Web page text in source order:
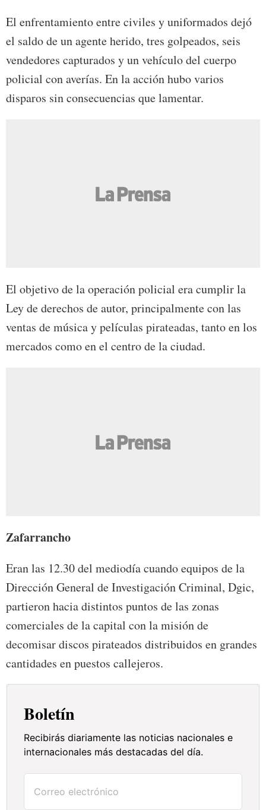
El enfrentamiento entre civiles y uniformados dejó
el saldo de un agente herido, tres golpeados, seis
vendedores capturados y un vehículo del cuerpo
policial con averías. En la acción hubo varios
disparos sin consecuencias que lamentar.
El objetivo de la operación policial era cumplir la
Ley de derechos de autor, principalmente con las
ventas de música y películas pirateadas, tanto en los
mercados como en el centro de la ciudad.
Zafarrancho
Eran las 12.30 del mediodía cuando equipos de la
Dirección General de Investigación Criminal, Dgic,
partieron hacia distintos puntos de las zonas
comerciales de la capital con la misión de
decomisar discos pirateados distribuidos en grandes
cantidades en puestos callejeros.
Boletín
Recibirás diariamente las noticias nacionales e
internacionales más destacadas del día.